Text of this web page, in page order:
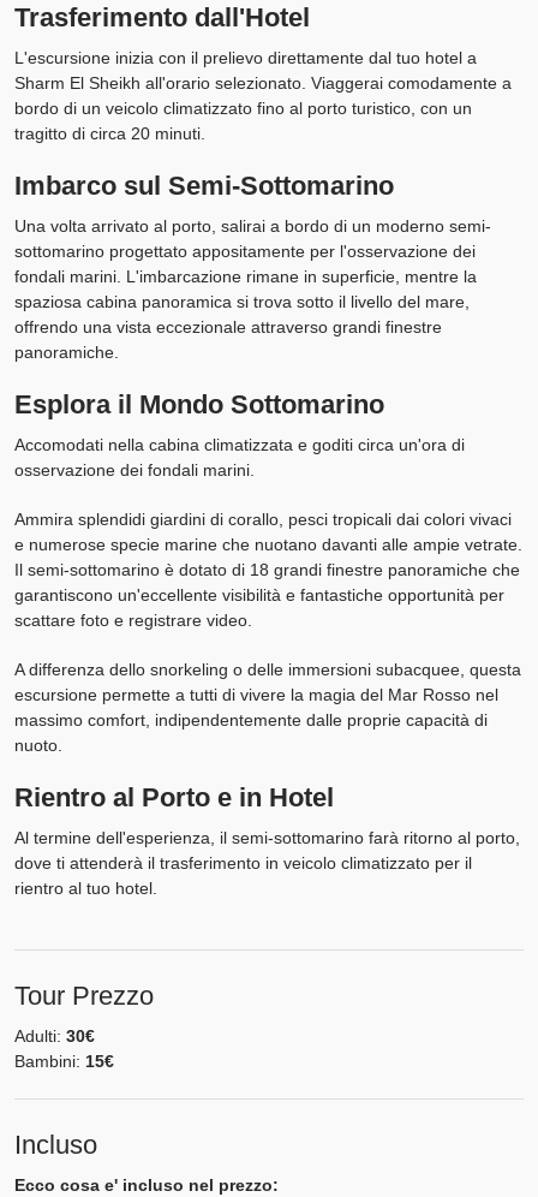
Trasferimento dall'Hotel
L'escursione inizia con il prelievo direttamente dal tuo hotel a
Sharm El Sheikh all'orario selezionato. Viaggerai comodamente a
bordo di un veicolo climatizzato fino al porto turistico, con un
tragitto di circa 20 minuti.
Imbarco sul Semi-Sottomarino
Una volta arrivato al porto, salirai a bordo di un moderno semi-
sottomarino progettato appositamente per l'osservazione dei
fondali marini. L'imbarcazione rimane in superficie, mentre la
spaziosa cabina panoramica si trova sotto il livello del mare,
offrendo una vista eccezionale attraverso grandi finestre
panoramiche.
Esplora il Mondo Sottomarino
Accomodati nella cabina climatizzata e goditi circa un'ora di
osservazione dei fondali marini.
Ammira splendidi giardini di corallo, pesci tropicali dai colori vivaci
e numerose specie marine che nuotano davanti alle ampie vetrate.
Il semi-sottomarino è dotato di 18 grandi finestre panoramiche che
garantiscono un'eccellente visibilità e fantastiche opportunità per
scattare foto e registrare video.
A differenza dello snorkeling o delle immersioni subacquee, questa
escursione permette a tutti di vivere la magia del Mar Rosso nel
massimo comfort, indipendentemente dalle proprie capacità di
nuoto.
Rientro al Porto e in Hotel
Al termine dell'esperienza, il semi-sottomarino farà ritorno al porto,
dove ti attenderà il trasferimento in veicolo climatizzato per il
rientro al tuo hotel.
Tour Prezzo
Adulti: 30€
Bambini: 15€
Incluso
Ecco cosa e' incluso nel prezzo: